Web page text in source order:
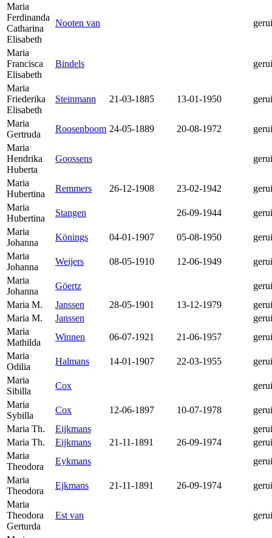
Maria
Ferdinanda
Catharina
Elisabeth
Nooten van
Maria
Francisca
Elisabeth
Bindels
Maria
Friederika
Elisabeth
Steinmann 21-03-1885 13-01-1950
Maria
Gertruda
Roosenboom 24-05-1889 20-08-1972
Maria
Hendrika
Huberta
Goossens
Maria
Hubertina
Remmers 26-12-1908 23-02-1942
Maria
Hubertina
Stangen 26-09-1944
Maria
Johanna
Könings 04-01-1907 05-08-1950
Maria
Johanna
Weijers 08-05-1910 12-06-1949
Maria
Johanna
Göertz
Maria M.
Janssen 28-05-1901 13-12-1979
Maria M.
Janssen
Maria
Mathilda
Winnen 06-07-1921 21-06-1957
Maria
Odilia
Halmans 14-01-1907 22-03-1955
Maria
Sibilla
Cox
Maria
Sybilla
Cox 12-06-1897 10-07-1978
Maria Th.
Eijkmans
Maria Th.
Eijkmans 21-11-1891 26-09-1974
Maria
Theodora
Eykmans
Maria
Theodora
Ejkmans 21-11-1891 26-09-1974
Maria
Theodora
Gerturda
Est van